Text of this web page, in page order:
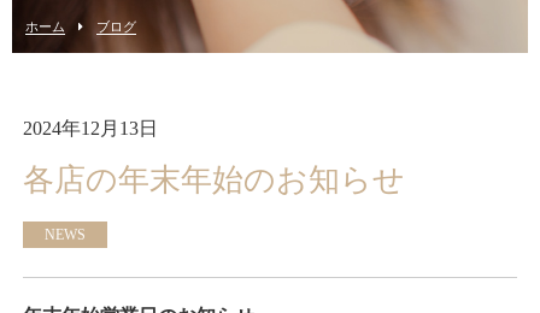
ホーム ブログ
2024年12月13日
各店の年末年始のお知らせ
NEWS